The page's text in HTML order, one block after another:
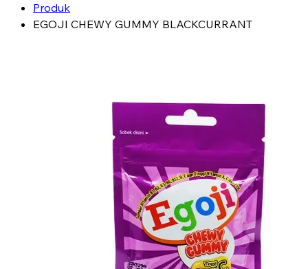
Produk
EGOJI CHEWY GUMMY BLACKCURRANT